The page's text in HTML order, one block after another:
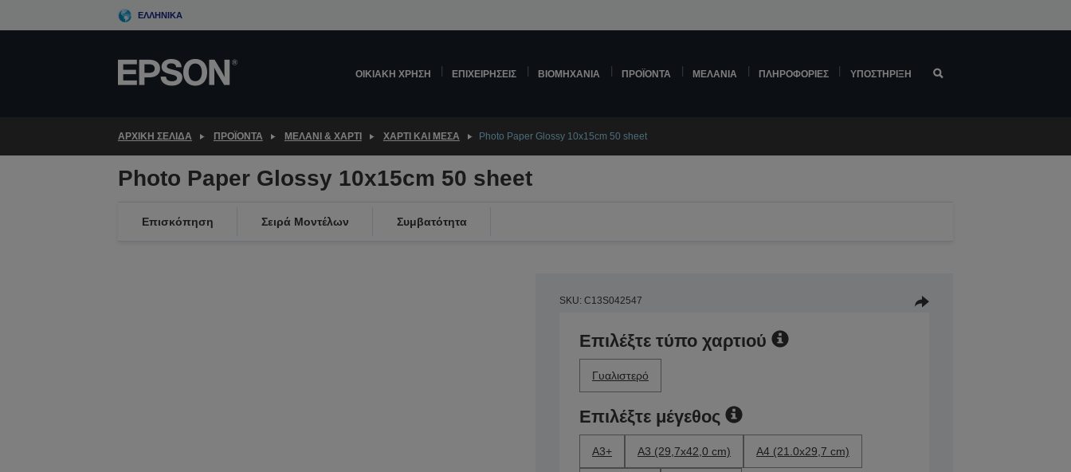
to
ΕΛΛΗΝΙΚΆ
ΟΙΚΙΑΚΉ ΧΡΉΣΗ ΕΠΙΧΕΙΡΉΣΕΙΣ ΒΙΟΜΗΧΑΝΊΑ ΠΡΟΪΌΝΤΑ ΜΕΛΆΝΙΑ ΠΛΗΡΟΦΟΡΊΕΣ ΥΠΟΣΤΉΡΙΞΗ
ΑΡΧΙΚΗ ΣΕΛΙΔΑ ΠΡΟΪΌΝΤΑ ΜΕΛΆΝΙ & ΧΑΡΤΊ ΧΑΡΤΊ ΚΑΙ ΜΈΣΑ Photo Paper Glossy 10x15cm 50 sheet
Photo Paper Glossy 10x15cm 50 sheet
Επισκόπηση Σειρά Μοντέλων Συμβατότητα
SKU: C13S042547
Επιλέξτε τύπο χαρτιού
Γυαλιστερό
Επιλέξτε μέγεθος
A3+ A3 (29,7x42,0 cm) A4 (21.0x29,7 cm)